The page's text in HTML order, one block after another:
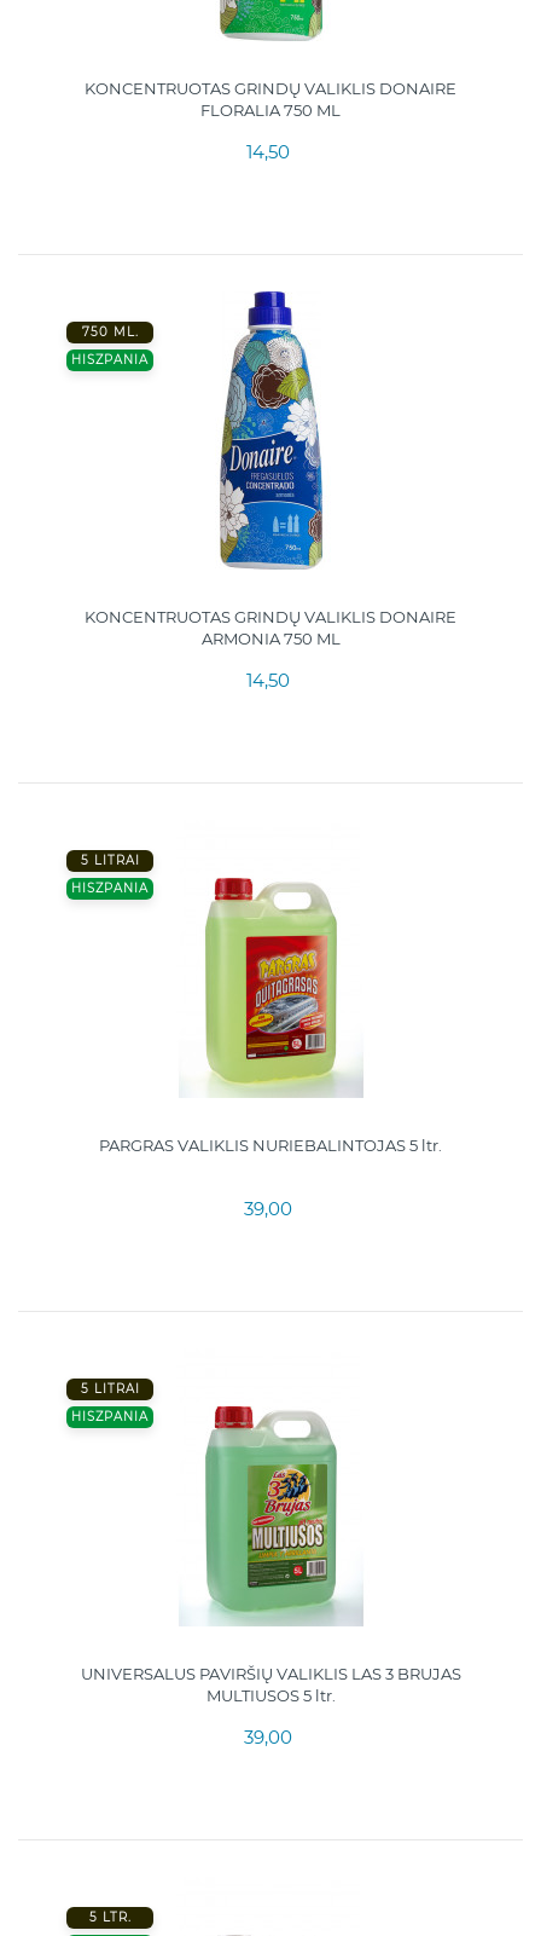
KONCENTRUOTAS GRINDŲ VALIKLIS DONAIRE
FLORALIA 750 ML
14,50
750 ML.
HISZPANIA
KONCENTRUOTAS GRINDŲ VALIKLIS DONAIRE
ARMONIA 750 ML
14,50
5 LITRAI
HISZPANIA
PARGRAS VALIKLIS NURIEBALINTOJAS 5 ltr.
39,00
5 LITRAI
HISZPANIA
UNIVERSALUS PAVIRŠIŲ VALIKLIS LAS 3 BRUJAS
MULTIUSOS 5 ltr.
39,00
5 LTR.